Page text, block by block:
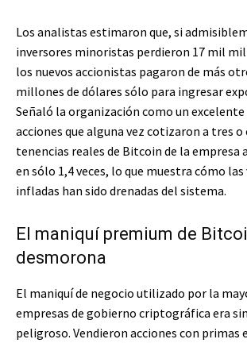
Los analistas estimaron que, si
inversores minoristas perdieron 17 mil
los nuevos accionistas pagaron de más
millones de dólares sólo para ingresar
Señaló la organización como un excelente
acciones que alguna vez cotizaron a tres o
tenencias reales de Bitcoin de la empresa
en sólo 1,4 veces, lo que muestra cómo
infladas han sido drenadas del sistema.
El maniquí premium de
desmorona
El maniquí de negocio utilizado por la
empresas de gobierno criptográfica era
peligroso. Vendieron acciones con primas